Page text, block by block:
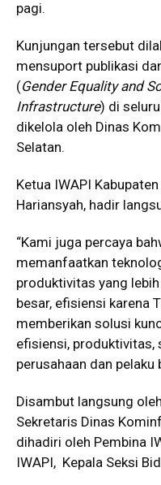
pagi.
Kunjungan tersebut
mensuport publikasi
(Gender Equality and
Infrastructure) di
dikelola oleh Dinas
Selatan.
Ketua IWAPI
Hariansyah, hadir
“Kami juga percaya
memanfaatkan
produktivitas yang
besar, efisiensi karena
memberikan solusi
efisiensi, produktivitas,
perusahaan dan pelaku
Disambut langsung
Sekretaris Dinas
dihadiri oleh Pembina
IWAPI, Kepala Seksi